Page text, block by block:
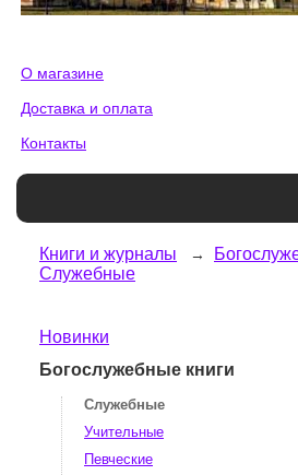
О магазине
Доставка и оплата
Контакты
Книги и журналы
Служебные
Новинки
Богослужебные книги
Служебные
Учительные
Певческие